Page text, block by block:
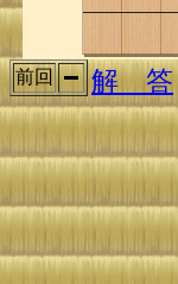
前回 解 答